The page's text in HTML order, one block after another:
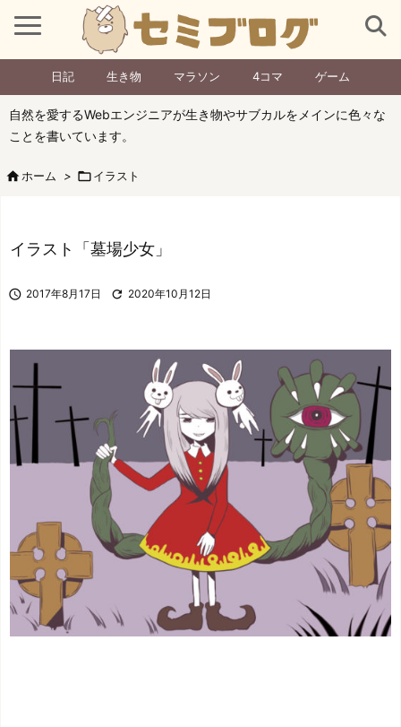
日記 生き物 マラソン 4コマ ゲーム
自然を愛するWebエンジニアが生き物やサブカルをメインに色々な
ことを書いています。
ホーム > イラスト
イラスト「墓場少女」
 2017年8月17日  2020年10月12日